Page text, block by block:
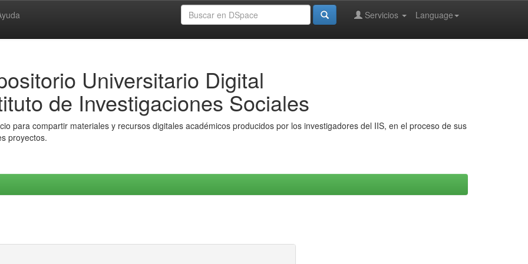
Language
Servicios
Universitario Digital
de Investigaciones Sociales
para compartir materiales y recursos digitales académicos producidos por los investigadores del IIS, en el proceso de sus
proyectos.